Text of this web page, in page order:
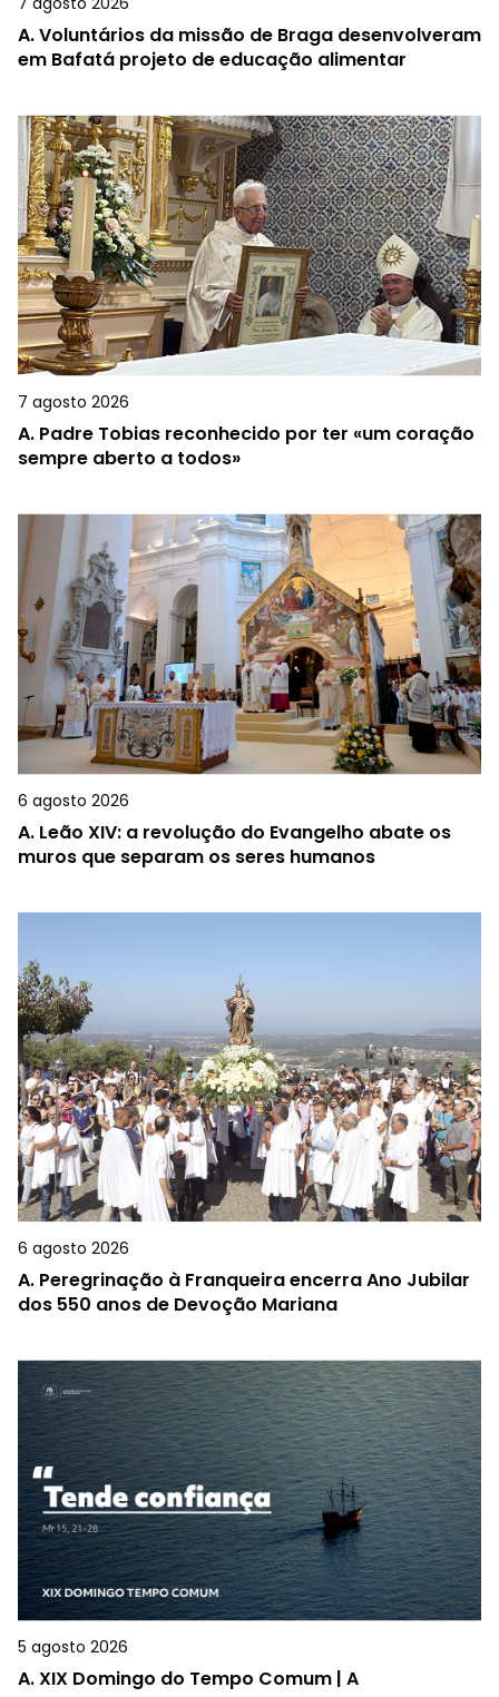
A.Voluntários da missão de Braga desenvolveram
em Bafatá projeto de educação alimentar
7 agosto 2026
A. Padre Tobias reconhecido por ter «um coração
sempre aberto a todos»
6 agosto 2026
A. Leão XIV: a revolução do Evangelho abate os
muros que separam os seres humanos
6 agosto 2026
A. Peregrinação à Franqueira encerra Ano Jubilar
dos 550 anos de Devoção Mariana
5 agosto 2026
A.XIX Domingo do Tempo Comum | A